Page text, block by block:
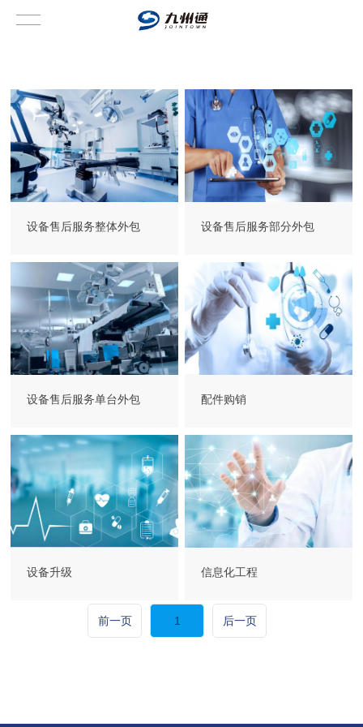
设备售后服务整体外包 设备售后服务部分外包
设备售后服务单台外包 配件购销
设备升级 信息化工程
前一页 1 后一页